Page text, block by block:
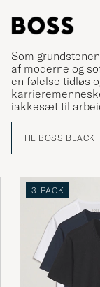
Som
af moderne og
en følelse tidløs
jakkesæt til
mere afslappet
TIL BOSS BLACK
3-PACK